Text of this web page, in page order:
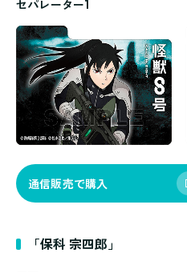
セパレーター1
通信販売で購入
「保科 宗四郎」